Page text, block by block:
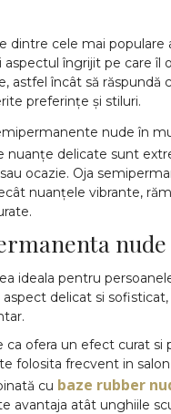
dintre cele mai
îngrijit pe care
astfel încât să
preferințe și stiluri.
nude în
nuanțe delicate sunt
ocazie. Oja
nuanțele vibrante,
nude
ideala pentru
delicat si
ca ofera un efect curat
folosita frecvent in
cu baze rubber
avantaja atât unghiile